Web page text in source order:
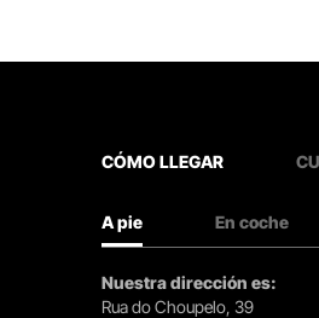
CÓMO LLEGAR
A pie En coche
Nuestra dirección es:
Rua do Choupelo, 39